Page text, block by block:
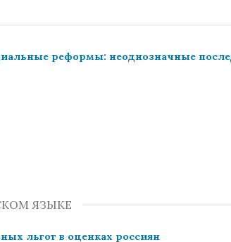
реформы: неоднозначные
ЯЗЫКЕ
льгот в оценках россиян